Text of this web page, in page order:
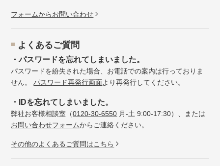
フォームからお問い合わせ
よくあるご質問
・パスワードを忘れてしまいました。
パスワードを紛失された場合、お電話での案内は行っておりま
せん。パスワード再発行画面より再発行してください。
・IDを忘れてしまいました。
弊社お客様相談室（0120-30-6550 月-土 9:00-17:30）、または
お問い合わせフォームからご連絡ください。
その他のよくあるご質問はこちら